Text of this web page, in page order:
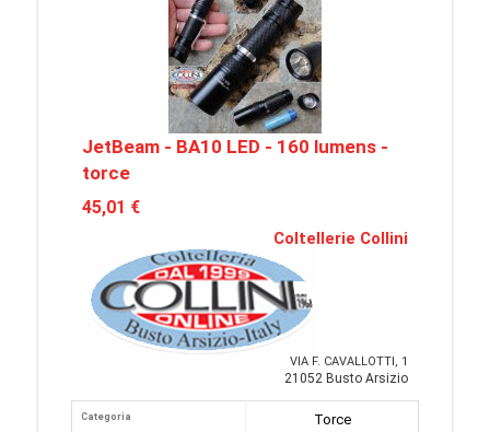
JetBeam - BA10 LED - 160 lumens -
torce
45,01 €
Coltellerie Collini
VIA F. CAVALLOTTI, 1
21052 Busto Arsizio
Categoria
Torce